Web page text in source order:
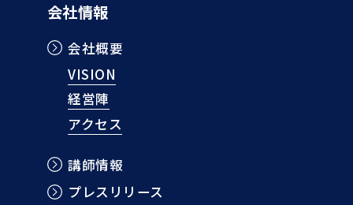
会社情報
会社概要
VISION
経営陣
アクセス
講師情報
プレスリリース